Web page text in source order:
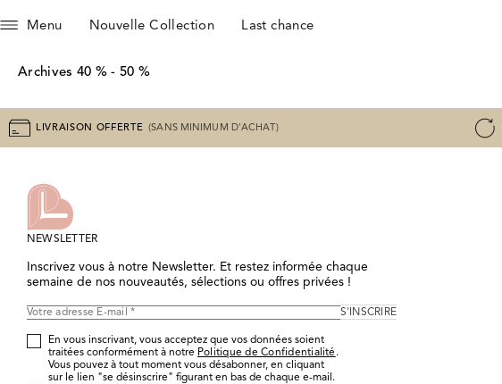
Menu Nouvelle Collection Last chance
Archives 40 % - 50 %
LIVRAISON OFFERTE (SANS MINIMUM D'ACHAT)
NEWSLETTER
Inscrivez vous à notre Newsletter. Et restez informée chaque
semaine de nos nouveautés, sélections ou offres privées !
En vous inscrivant, vous acceptez que vos données soient
traitées conformément à notre Politique de Confidentialité .
Vous pouvez à tout moment vous désabonner, en cliquant
sur le lien "se désinscrire" figurant en bas de chaque e-mail.
S'INSCRIRE